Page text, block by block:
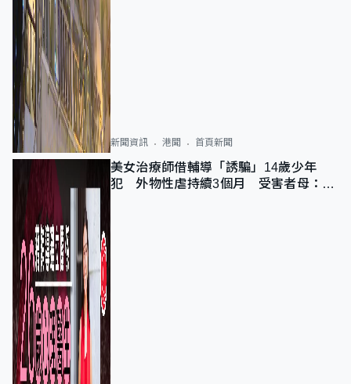
新聞資訊 港聞 首頁新聞
美女治療師借輔導「誘騙」14歲少年
犯 外物性虐持續3個月 受害者母：要